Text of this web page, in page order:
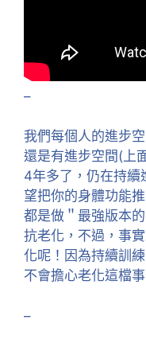
–
我們每個人的進步
還是有進步空間(上
4年多了，仍在持續
望把你的身體功能
都是做＂最強版本
抗老化，不過，事
化呢！因為持續訓
不會擔心老化這檔事
–